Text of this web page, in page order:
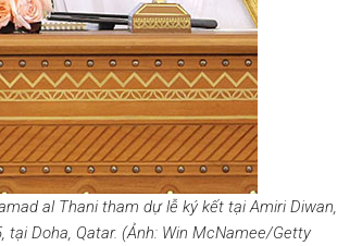
al Thani tham dự lễ ký kết tại Amiri Diwan,
Doha, Qatar. (Ảnh: Win McNamee/Getty